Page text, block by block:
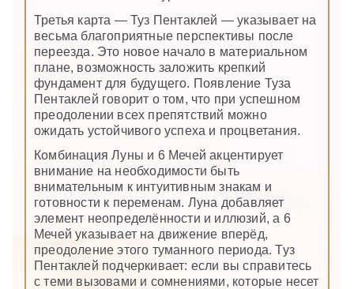
Третья карта — Туз Пентаклей — указывает на
весьма благоприятные перспективы после
переезда. Это новое начало в материальном
плане, возможность заложить крепкий
фундамент для будущего. Появление Туза
Пентаклей говорит о том, что при успешном
преодолении всех препятствий можно
ожидать устойчивого успеха и процветания.
Комбинация Луны и 6 Мечей акцентирует
внимание на необходимости быть
внимательным к интуитивным знакам и
готовности к переменам. Луна добавляет
элемент неопределённости и иллюзий, а 6
Мечей указывает на движение вперёд,
преодоление этого туманного периода. Туз
Пентаклей подчеркивает: если вы справитесь
с теми вызовами и сомнениями, которые несет